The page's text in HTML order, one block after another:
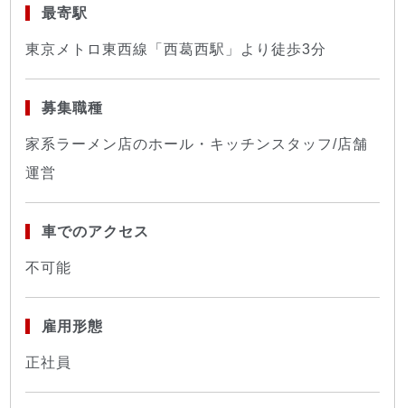
最寄駅
東京メトロ東西線「西葛西駅」より徒歩3分
募集職種
家系ラーメン店のホール・キッチンスタッフ/店舗
運営
車でのアクセス
不可能
雇用形態
正社員